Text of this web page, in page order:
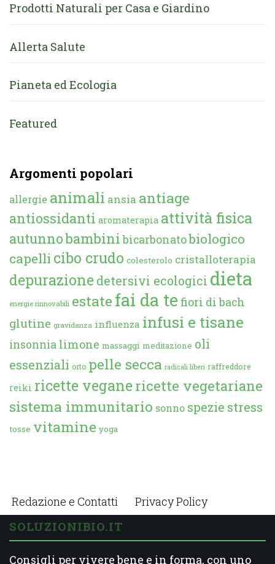
Prodotti Naturali per Casa e Giardino
Allerta Salute
Pianeta ed Ecologia
Featured
Argomenti popolari
allergie animali ansia antiage
antiossidanti aromaterapia attività fisica
autunnobambini bicarbonatobiologico
capelli cibo crudo colesterolo cristalloterapia
depurazione detersivi ecologici dieta
energie rinnovabili estate fai da te fiori di bach
glutine gravidanza influenza infusi e tisane
insonnia limone massaggi meditazione oli
essenziali orto pelle secca radicali liberi raffreddore
reiki ricette veganericette vegetariane
sistema immunitario sonno spezie stress
tosse vitamine yoga
Redazione e Contatti Privacy Policy
SOLUZIONIBIO.IT
Consigli per vivere bene e in forma, con uno